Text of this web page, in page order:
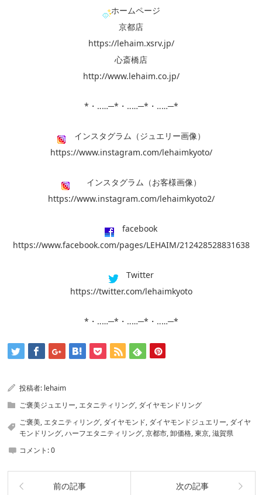
ホームページ
京都店
https://lehaim.xsrv.jp/
心斎橋店
http://www.lehaim.co.jp/
*・‥…─*・‥…─*・‥…─*
インスタグラム（ジュエリー画像）
https://www.instagram.com/lehaimkyoto/
インスタグラム（お客様画像）
https://www.instagram.com/lehaimkyoto2/
facebook
https://www.facebook.com/pages/LEHAIM/212428528831638
Twitter
https://twitter.com/lehaimkyoto
*・‥…─*・‥…─*・‥…─*
投稿者: lehaim
ご褒美ジュエリー, エタニティリング, ダイヤモンドリング
ご褒美, エタニティリング, ダイヤモンド, ダイヤモンドジュエリー, ダイヤ
モンドリング,ハーフエタニティリング,京都市,卸価格,東京,滋賀県
コメント:0
前の記事 次の記事